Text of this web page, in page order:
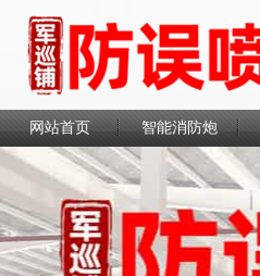
网站首页 智能消防炮
联系我们